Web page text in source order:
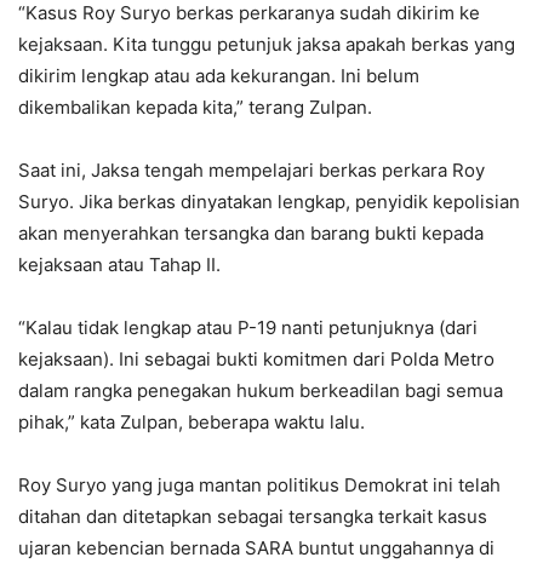
“Kasus Roy Suryo berkas perkaranya sudah dikirim ke
kejaksaan. Kita tunggu petunjuk jaksa apakah berkas yang
dikirim lengkap atau ada kekurangan. Ini belum
dikembalikan kepada kita,” terang Zulpan.
Saat ini, Jaksa tengah mempelajari berkas perkara Roy
Suryo. Jika berkas dinyatakan lengkap, penyidik kepolisian
akan menyerahkan tersangka dan barang bukti kepada
kejaksaan atau Tahap II.
“Kalau tidak lengkap atau P-19 nanti petunjuknya (dari
kejaksaan). Ini sebagai bukti komitmen dari Polda Metro
dalam rangka penegakan hukum berkeadilan bagi semua
pihak,” kata Zulpan, beberapa waktu lalu.
Roy Suryo yang juga mantan politikus Demokrat ini telah
ditahan dan ditetapkan sebagai tersangka terkait kasus
ujaran kebencian bernada SARA buntut unggahannya di